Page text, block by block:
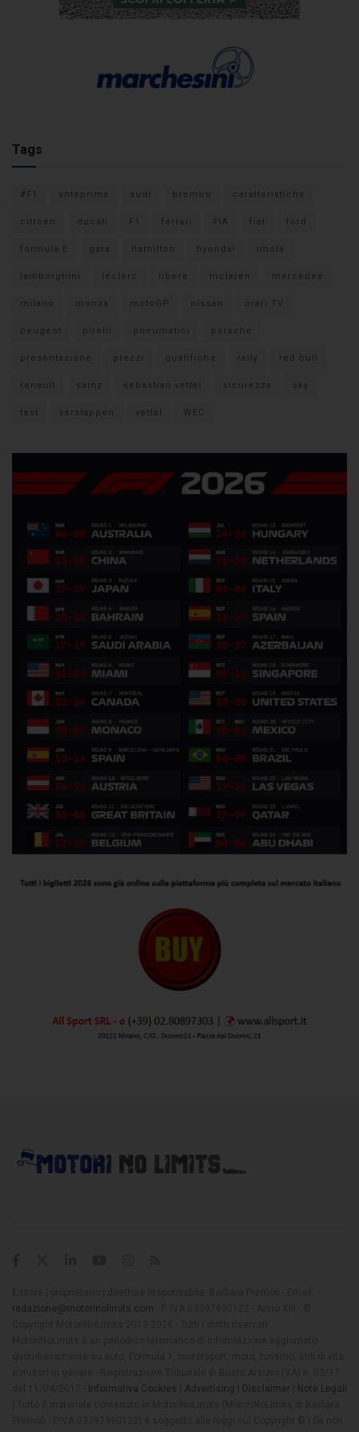
Tags
#F1 anteprima audi brembo caratteristiche
citroen ducati F1 ferrari FIA fiat ford
formula E gara hamilton hyundai imola
lamborghini leclerc libere mclaren mercedes
milano monza motoGP nissan orari TV
peugeot pirelli pneumatici porsche
presentazione prezzi qualifiche rally red bull
renault sainz sebastian vettel sicurezza sky
test verstappen vettel WEC
redazione@motorinolimits.com
Informativa Cookies Advertising Disclaimer
Note Legali